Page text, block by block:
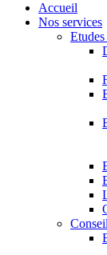
Accueil
Nos services